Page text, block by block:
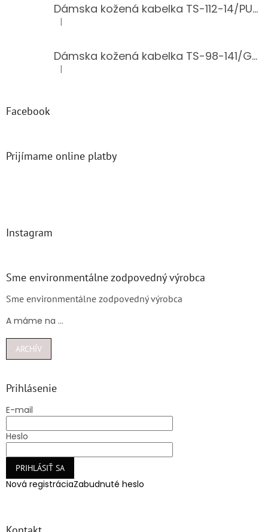
Dámska kožená kabelka TS-112-14/PUDER
Hodnotenie produktu je 5 z 5 hviezdičiek.
|
Dámska kožená kabelka TS-98-141/GOLD
Hodnotenie produktu je 5 z 5 hviezdičiek.
|
Facebook
Prijímame online platby
Instagram
Sme environmentálne zodpovedný výrobca
Sme environmentálne zodpovedný výrobca
A máme na ...
ARCHÍV
Prihlásenie
E-mail
Heslo
PRIHLÁSIŤ SA
Nová registráciaZabudnuté heslo